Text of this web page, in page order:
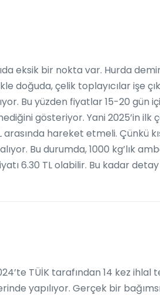
eksik bir nokta var. Hurda
doğuda, çelik toplayıcılar işe
Bu yüzden fiyatlar 15-20 gün
gösteriyor. Yani 2025’in ilk
hareket etmeli. Çünkü
Bu durumda, 1000 kg’lık
6.30 TL olabilir. Bu kadar
TÜİK tarafından 14 kez
yapılıyor. Gerçek bir